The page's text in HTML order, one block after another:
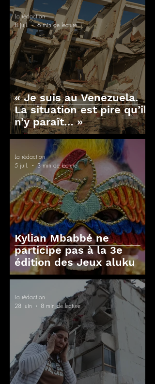
« Je suis au Venezuela.
La situation est pire qu’il
n’y paraît… »
La rédaction
8 juil.
6 min de lecture
Kylian Mbabbé ne
participe pas à la 3e
édition des Jeux aluku
La rédaction
5 juil.
3 min de lecture
La rédaction
28 juin
8 min de lecture